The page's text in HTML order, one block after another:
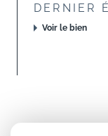
DERNIER
Voir le bien